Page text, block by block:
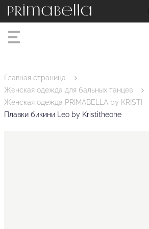
Главная страница
Женская одежда для бальных танцев
Женская одежда PRIMABELLA by KRISTI
Плавки бикини Leo by Kristitheone